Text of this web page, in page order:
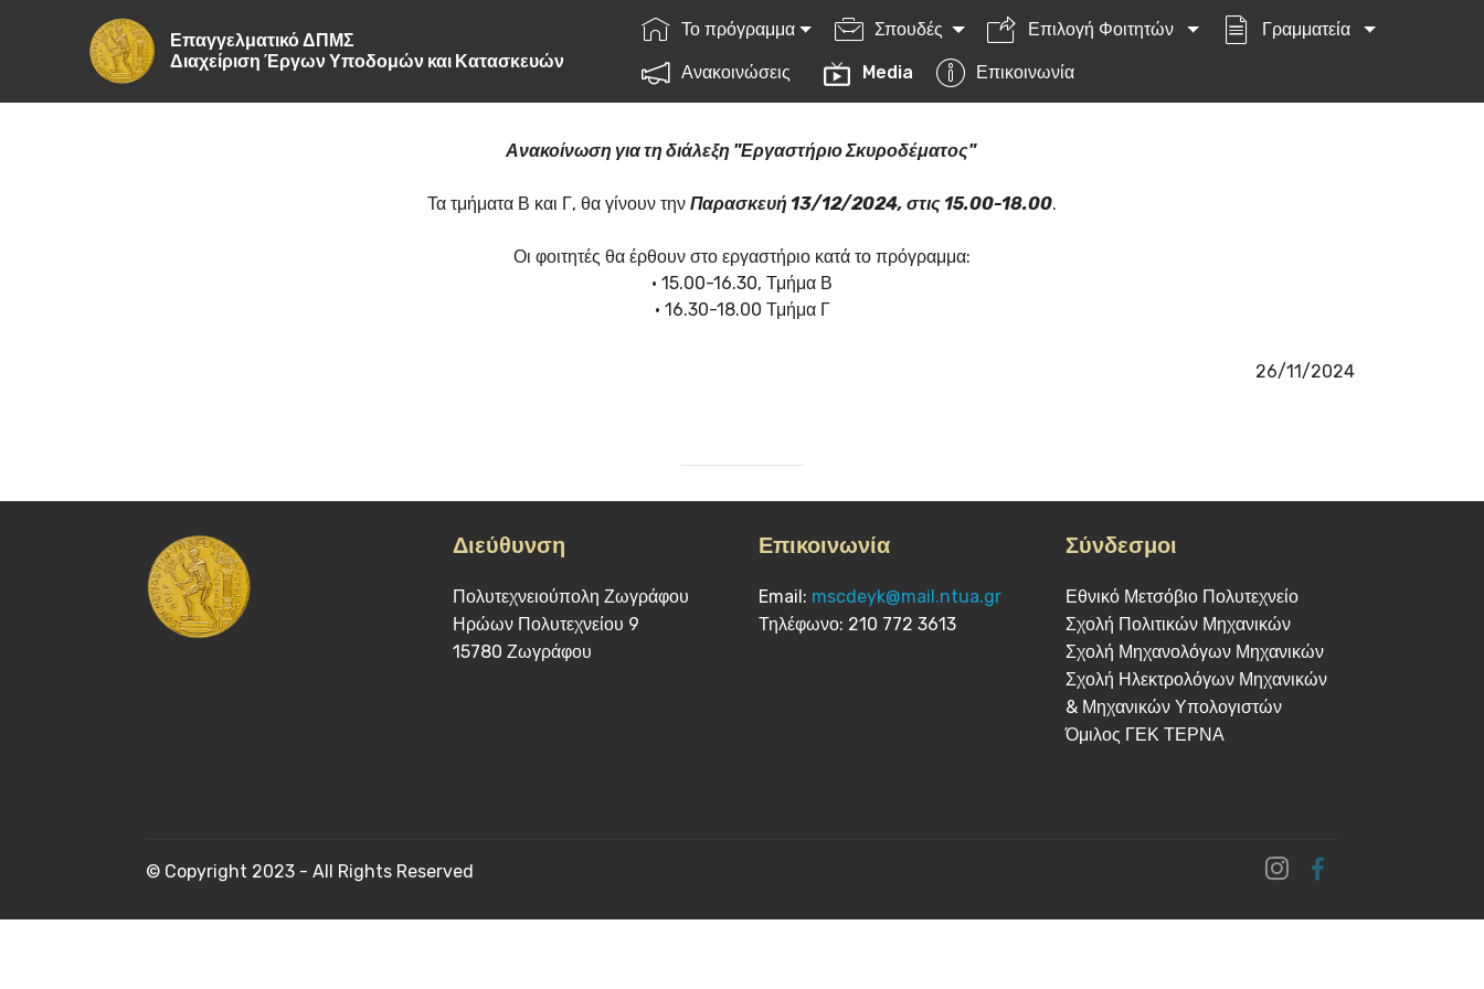
Επαγγελματικό ΔΠΜΣ
Διαχείριση Έργων Υποδομών και Κατασκευών
Το πρόγραμμα Σπουδές Επιλογή Φοιτητών Γραμματεία
Ανακοινώσεις Media Επικοινωνία
Ανακοίνωση για τη διάλεξη "Εργαστήριο Σκυροδέματος"
Τα τμήματα Β και Γ, θα γίνουν την Παρασκευή 13/12/2024, στις 15.00-18.00.
Οι φοιτητές θα έρθουν στο εργαστήριο κατά το πρόγραμμα:
• 15.00-16.30, Τμήμα Β
• 16.30-18.00 Τμήμα Γ
26/11/2024
Διεύθυνση
Πολυτεχνειούπολη Ζωγράφου
Ηρώων Πολυτεχνείου 9
15780 Ζωγράφου
Επικοινωνία
Email: mscdeyk@mail.ntua.gr
Τηλέφωνο: 210 772 3613
Σύνδεσμοι
Εθνικό Μετσόβιο Πολυτεχνείο
Σχολή Πολιτικών Μηχανικών
Σχολή Μηχανολόγων Μηχανικών
Σχολή Ηλεκτρολόγων Μηχανικών
& Μηχανικών Υπολογιστών
Όμιλος ΓΕΚ ΤΕΡΝΑ
© Copyright 2023 - All Rights Reserved